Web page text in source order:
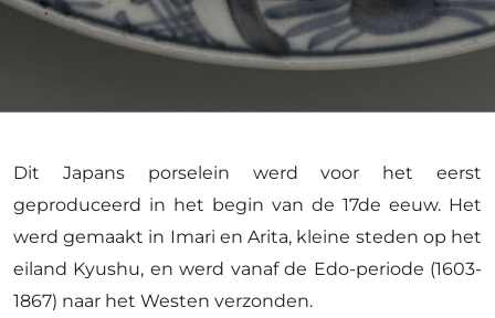
Dit Japans porselein werd voor het eerst
geproduceerd in het begin van de 17de eeuw. Het
werd gemaakt in Imari en Arita, kleine steden op het
eiland Kyushu, en werd vanaf de Edo-periode (1603-
1867) naar het Westen verzonden.